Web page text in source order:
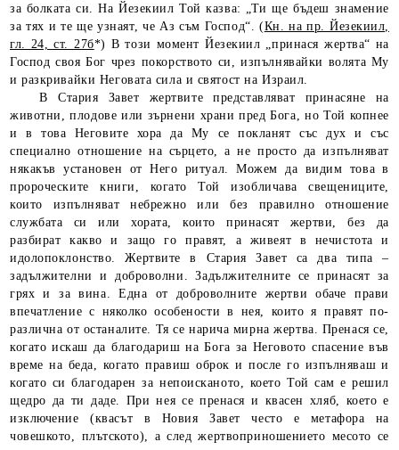
за болката си. На Йезекиил Той казва: „Ти ще бъдеш знамение
за тях и те ще узнаят, че Аз съм Господ“. (Кн. на пр. Йезекиил,
гл. 24, ст. 27б*) В този момент Йезекиил „принася жертва“ на
Господ своя Бог чрез покорството си, изпълнявайки волята Му
и разкривайки Неговата сила и святост на Израил.
В Стария Завет жертвите представляват принасяне на
животни, плодове или зърнени храни пред Бога, но Той копнее
и в това Неговите хора да Му се покланят със дух и със
специално отношение на сърцето, а не просто да изпълняват
някакъв установен от Него ритуал. Можем да видим това в
пророческите книги, когато Той изобличава свещениците,
които изпълняват небрежно или без правилно отношение
службата си или хората, които принасят жертви, без да
разбират какво и защо го правят, а живеят в нечистота и
идолопоклонство. Жертвите в Стария Завет са два типа –
задължителни и доброволни. Задължителните се принасят за
грях и за вина. Една от доброволните жертви обаче прави
впечатление с няколко особености в нея, които я правят по-
различна от останалите. Тя се нарича мирна жертва. Пренася се,
когато искаш да благодариш на Бога за Неговото спасение във
време на беда, когато правиш оброк и после го изпълняваш и
когато си благодарен за непоисканото, което Той сам е решил
щедро да ти даде. При нея се пренася и квасен хляб, което е
изключение (квасът в Новия Завет често е метафора на
човешкото, плътското), а след жертвоприношението месото се